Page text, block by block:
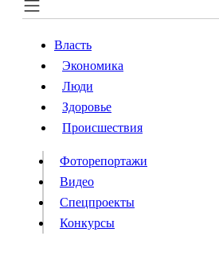
Власть
Происшествия
Видео
Конкурсы
Власть
Экономика
Люди
Здоровье
Происшествия
Фоторепортажи
Видео
Спецпроекты
Конкурсы